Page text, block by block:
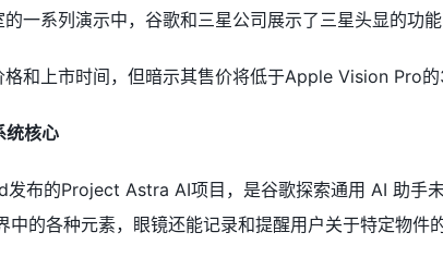
一系列演示中，谷歌和三星公司展示了三星头显的功
和上市时间，但暗示其售价将低于Apple Vision Pro的
统核心
布的Project Astra AI项目，是谷歌探索通用 AI 助手
的各种元素，眼镜还能记录和提醒用户关于特定物件